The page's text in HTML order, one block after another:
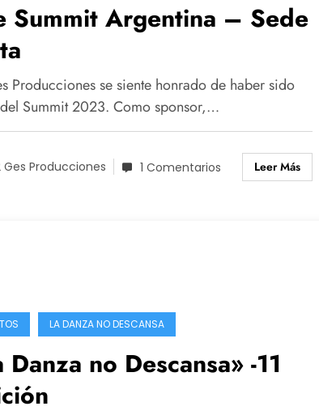
Summit Argentina – Sede
Producciones se siente honrado de haber sido
Summit 2023. Como sponsor,…
Ges Producciones 1 Comentarios Leer Más
LA DANZA NO DESCANSA
Danza no Descansa» -11